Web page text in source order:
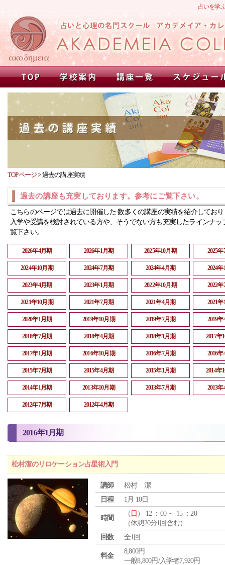
占いを学
TOPページ>過去の講座実績
過去の講座も充実しております。参考にご覧下さい。
こちらのページでは過去に開催した 数多くの講座の実績を紹介してお
入学や受講を検討されている方や、そうでない方も充実したラインナッ
覧下さい。
2026年4月期 2026年1月期 2025年10月期 2025
2024年10月期 2024年7月期 2024年4月期 2024
2023年4月期 2023年1月期 2022年10月期 2022
2021年10月期 2021年7月期 2021年4月期 2021
2020年1月期 2019年10月期 2019年7月期 2019
2018年7月期 2018年4月期 2018年1月期 2017年
2017年1月期 2016年10月期 2016年7月期 2016
2015年7月期 2015年4月期 2015年1月期 2014年
2014年1月期 2013年10月期 2013年7月期 2013
2012年7月期 2012年4月期
2016年1月期
松村潔のリロケーション占星術入門
講師
松村 潔
日程
1月 10日
時間
（ 日 ） 12 ：00 ～ 15 ：20
（休憩20分1回含む）
回数
全1回
料金
8,800円
一般8,800円/入学者7,920円